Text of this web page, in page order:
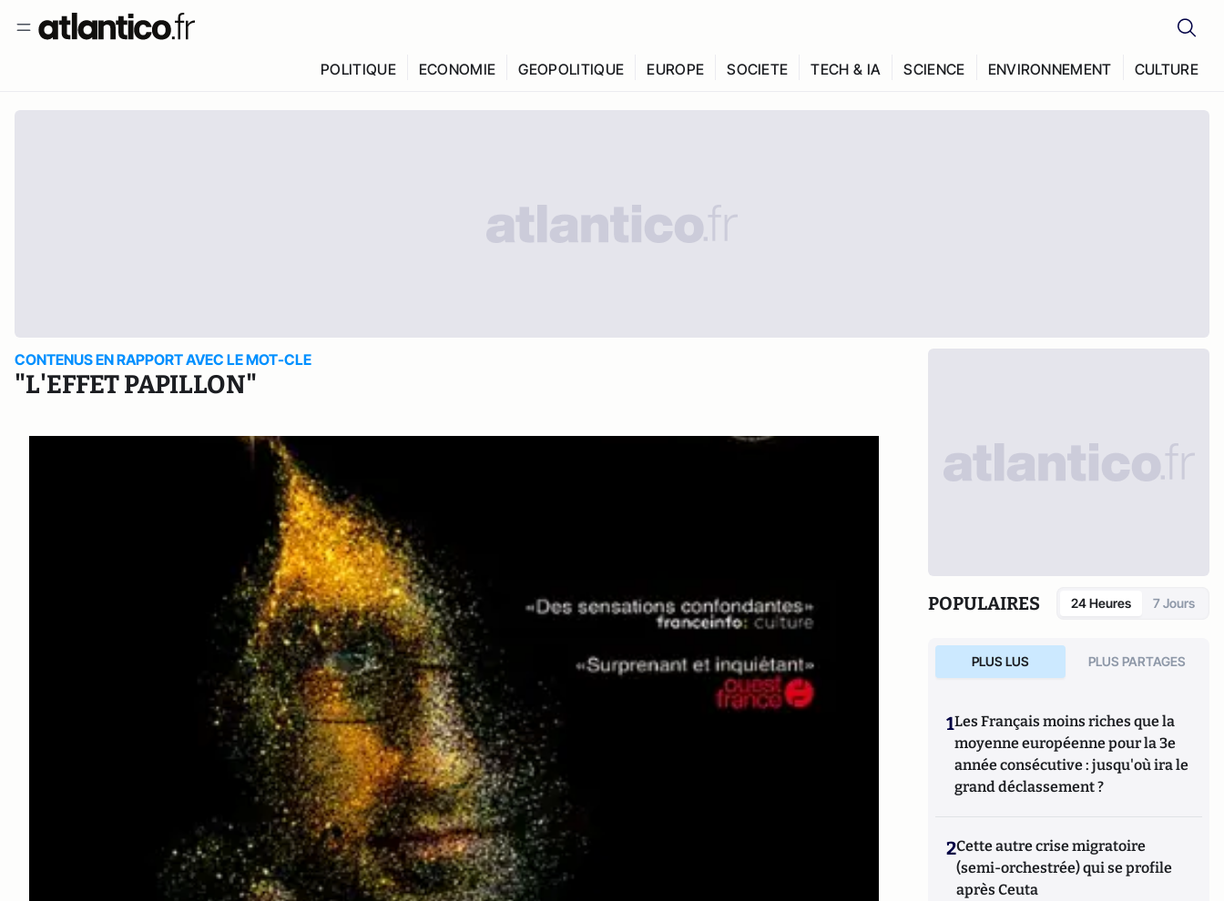
POLITIQUE ECONOMIE GEOPOLITIQUE EUROPE SOCIETE TECH & IA SCIENCE ENVIRONNEMENT CULTURE
CONTENUS EN RAPPORT AVEC LE MOT-CLE
"L'EFFET PAPILLON"
POPULAIRES 24 Heures 7 Jours
PLUS LUS PLUS PARTAGES
1Les Français moins riches que la
moyenne européenne pour la 3e
année consécutive : jusqu'où ira le
grand déclassement ?
2Cette autre crise migratoire
(semi-orchestrée) qui se profile
après Ceuta